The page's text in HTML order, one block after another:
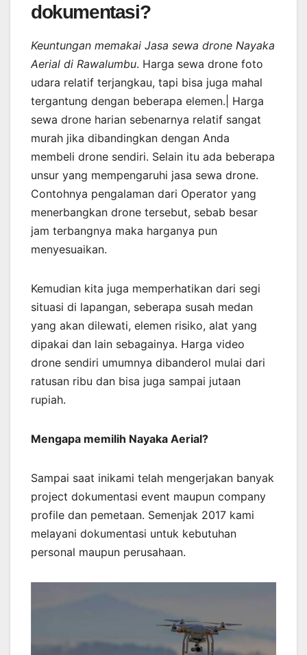
dokumentasi?
Keuntungan memakai Jasa sewa drone Nayaka
Aerial di Rawalumbu. Harga sewa drone foto
udara relatif terjangkau, tapi bisa juga mahal
tergantung dengan beberapa elemen.| Harga
sewa drone harian sebenarnya relatif sangat
murah jika dibandingkan dengan Anda
membeli drone sendiri. Selain itu ada beberapa
unsur yang mempengaruhi jasa sewa drone.
Contohnya pengalaman dari Operator yang
menerbangkan drone tersebut, sebab besar
jam terbangnya maka harganya pun
menyesuaikan.
Kemudian kita juga memperhatikan dari segi
situasi di lapangan, seberapa susah medan
yang akan dilewati, elemen risiko, alat yang
dipakai dan lain sebagainya. Harga video
drone sendiri umumnya dibanderol mulai dari
ratusan ribu dan bisa juga sampai jutaan
rupiah.
Mengapa memilih Nayaka Aerial?
Sampai saat inikami telah mengerjakan banyak
project dokumentasi event maupun company
profile dan pemetaan. Semenjak 2017 kami
melayani dokumentasi untuk kebutuhan
personal maupun perusahaan.